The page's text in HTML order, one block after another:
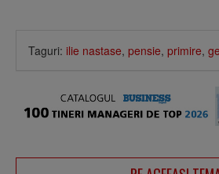
Taguri: ilie nastase, pensie, primire,